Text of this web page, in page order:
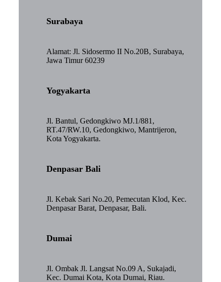
Surabaya
Alamat: Jl. Sidosermo II No.20B, Surabaya,
Jawa Timur 60239
Yogyakarta
Jl. Bantul, Gedongkiwo MJ.1/881,
RT.47/RW.10, Gedongkiwo, Mantrijeron,
Kota Yogyakarta.
Denpasar Bali
Jl. Kebak Sari No.20, Pemecutan Klod, Kec.
Denpasar Barat, Denpasar, Bali.
Dumai
Jl. Ombak Jl. Langsat No.09 A, Sukajadi,
Kec. Dumai Kota, Kota Dumai, Riau.